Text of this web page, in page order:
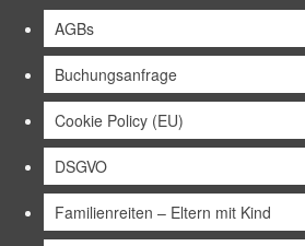
AGBs
Buchungsanfrage
Cookie Policy (EU)
DSGVO
Familienreiten – Eltern mit Kind